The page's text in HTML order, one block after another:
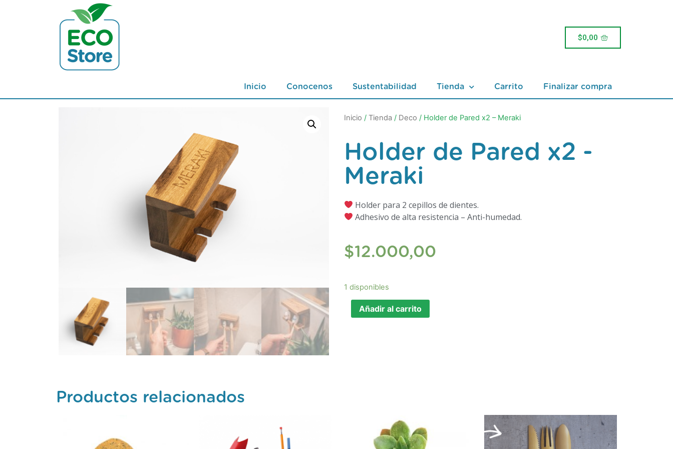
$0,00
Inicio Conocenos Sustentabilidad Tienda Carrito Finalizar compra
Inicio / Tienda / Deco / Holder de Pared x2 – Meraki
Holder de Pared x2 -
Meraki
Holder para 2 cepillos de dientes.
Adhesivo de alta resistencia – Anti-humedad.
$12.000,00
1 disponibles
Añadir al carrito
Productos relacionados